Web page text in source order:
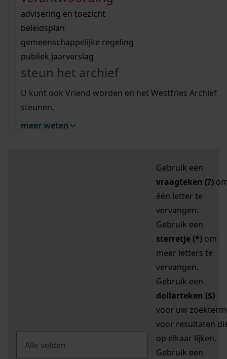
bouwvergunningen
omgevingsvergunningen
vergunningen
beeld en geluid
uitleg nodig?
Wij helpen u op weg met een aantal zoektips.
bekijk alle zoektips
Wij helpen u op weg met een aantal zoektips.
bekijk alle zoektips
bekijk ons geschiedenislokaal
advisering en toezicht
beleidsplan
gemeenschappelijke regeling
publiek jaarverslag
steun het archief
U kunt ook Vriend worden en het Westfries Archief
steunen.
meer weten
zoektips
Mijn Studiezaal (inloggen)
uw zoekopdracht te
Gebruik een
vraagteken (?)
één letter te
vervangen.
Gebruik een
sterretje (*) om
meer letters te
vervangen.
Gebruik een
dollarteken ($)
voor uw zoekterm
voor resultaten
op elkaar lijken.
Gebruik een